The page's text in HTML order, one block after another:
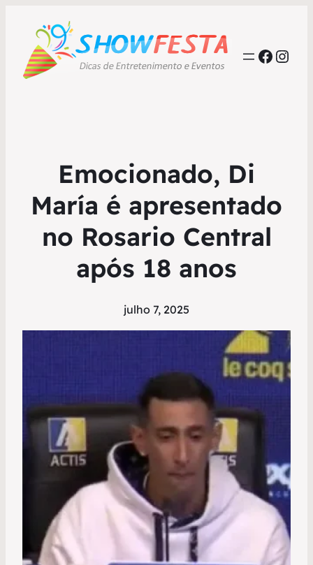
Emocionado, Di
María é apresentado
no Rosario Central
após 18 anos
julho 7, 2025